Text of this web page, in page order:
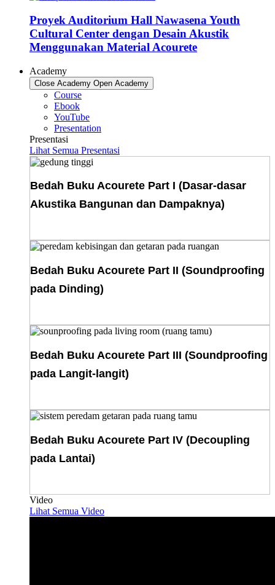
Proyek Auditorium Hall Nawasena Youth
Cultural Center dengan Desain Akustik
Menggunakan Material Acourete
Academy
Close Academy Open Academy
Course
Ebook
YouTube
Presentation
Presentasi
Lihat Semua Presentasi
Bedah Buku Acourete Part I (Dasar-dasar
Akustika Bangunan dan Dampaknya)
Bedah Buku Acourete Part II (Soundproofing
pada Dinding)
Bedah Buku Acourete Part III (Soundproofing
pada Langit-langit)
Bedah Buku Acourete Part IV (Decoupling
pada Lantai)
Video
Lihat Semua Video